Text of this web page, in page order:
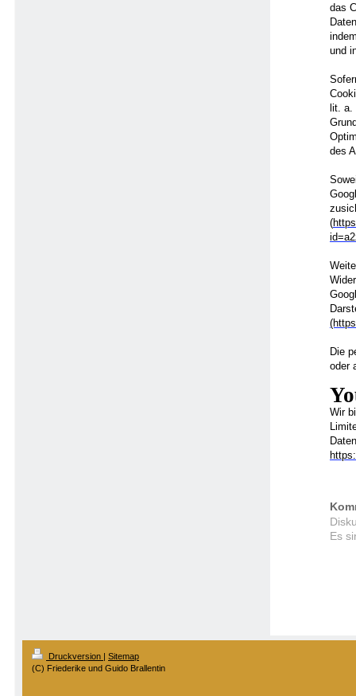
das
und
lit. a.
des
(
Die
oder
Wir
Es
Druckversion | Sitemap
(C) Friederike und Guido Brallentin